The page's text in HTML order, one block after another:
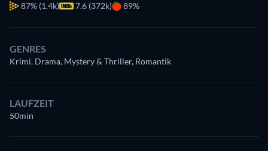
87% (1.4k) 7.6 (372k) 89%
GENRES
Krimi, Drama, Mystery & Thriller, Romantik
LAUFZEIT
50min